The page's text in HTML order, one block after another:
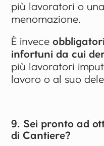
più lavoratori o
menomazione.
È invece
infortuni da cui
più lavoratori
lavoro o al suo
9. Sei pronto ad
di Cantiere?